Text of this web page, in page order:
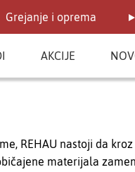
Grejanje i oprema
AKCIJE
REHAU nastoji da
materijala